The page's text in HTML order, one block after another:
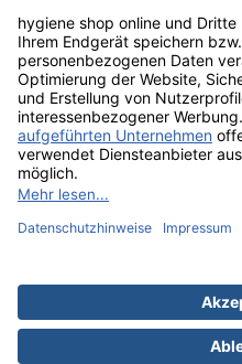
AGB Lieferung &
Versandkostenund ggf.
anders